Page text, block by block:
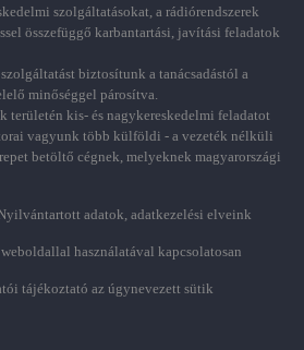
szolgáltatásokat, a rádiórendszerek
összefüggő karbantartási, javítási feladatok
biztosítunk a tanácsadástól a
minőséggel párosítva.
területén kis- és nagykereskedelmi feladatot
vagyunk több külföldi - a vezeték nélküli
betöltő cégnek, melyeknek magyarországi
adatok, adatkezelési elveink
használatával kapcsolatosan
tájékoztató az úgynevezett sütik